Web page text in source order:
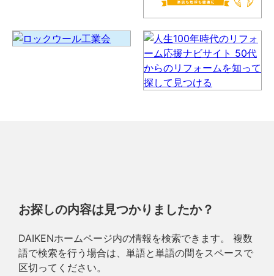
お探しの内容は見つかりましたか？
DAIKENホームページ内の情報を検索できます。 複数
語で検索を行う場合は、単語と単語の間をスペースで
区切ってください。